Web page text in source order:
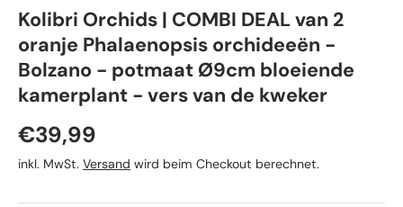
Kolibri Orchids | COMBI DEAL van 2
oranje Phalaenopsis orchideeën -
Bolzano - potmaat Ø9cm bloeiende
kamerplant - vers van de kweker
Normaler Preis
€39,99
inkl. MwSt. Versand wird beim Checkout berechnet.